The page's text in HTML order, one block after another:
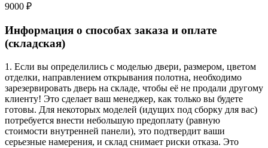
9000 ₽
Информация о способах заказа и оплате
(складская)
1. Если вы определились с моделью двери, размером, цветом
отделки, направлением открывания полотна, необходимо
зарезервировать дверь на складе, чтобы её не продали другому
клиенту! Это сделает ваш менеджер, как только вы будете
готовы. Для некоторых моделей (идущих под сборку для вас)
потребуется внести небольшую предоплату (равную
стоимости внутренней панели), это подтвердит ваши
серьезные намерения, и склад снимает риски отказа. Это